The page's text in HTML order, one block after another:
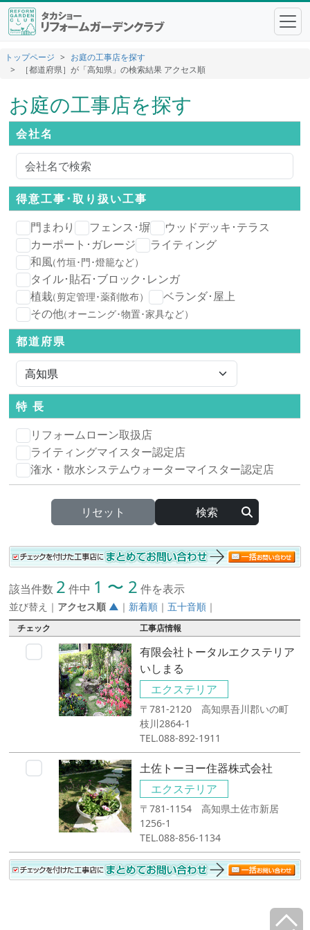
トップページ
お庭の工事店を探す
［都道府県］が「高知県」の検索結果 アクセス順
お庭の工事店を探す
会社名
得意工事･取り扱い工事
門まわり
フェンス･塀
ウッドデッキ･テラス
カーポート･ガレージ
ライティング
和風（竹垣･門･燈籠など）
タイル･貼石･ブロック･レンガ
植栽（剪定管理･薬剤散布）
ベランダ･屋上
その他（オーニング･物置･家具など）
都道府県
特 長
リフォームローン取扱店
ライティングマイスター認定店
潅水・散水システムウォーターマイスター認定店
リセット
該当件数 2 件中 1 〜 2 件を表示
並び替え ｜ アクセス順 ▲ ｜ 新着順 ｜五十音順 ｜
チェック 工事店情報
有限会社トータルエクステリア
いしまる
エクステリア
〒781-2120 高知県吾川郡いの町
枝川2864-1
TEL.088-892-1911
土佐トーヨー住器株式会社
エクステリア
〒781-1154 高知県土佐市新居
1256-1
TEL.088-856-1134